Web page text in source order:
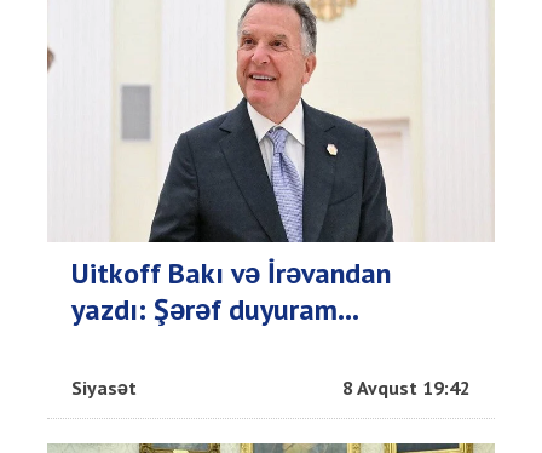
Uitkoff Bakı və İrəvandan
yazdı: Şərəf duyuram...
Siyasət 8 Avqust 19:42